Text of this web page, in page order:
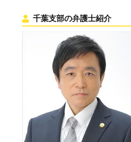
千葉支部の弁護士紹介